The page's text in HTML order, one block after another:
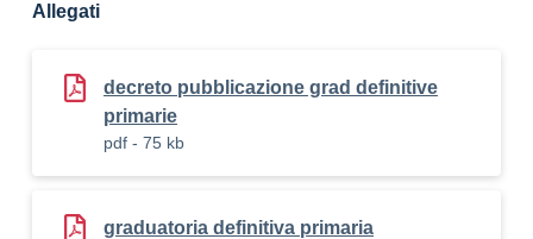
Allegati
decreto pubblicazione grad definitive
primarie
pdf - 75 kb
graduatoria definitiva primaria